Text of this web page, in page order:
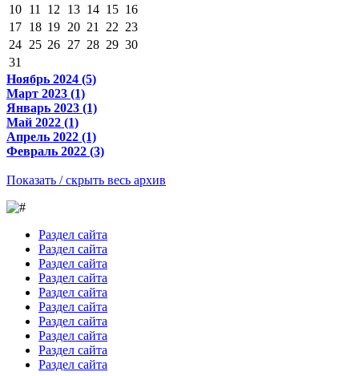
10 11 12 13 14 15 16
17 18 19 20 21 22 23
24 25 26 27 28 29 30
31
Ноябрь 2024 (5)
Март 2023 (1)
Январь 2023 (1)
Май 2022 (1)
Апрель 2022 (1)
Февраль 2022 (3)
Показать / скрыть весь архив
Раздел сайта
Раздел сайта
Раздел сайта
Раздел сайта
Раздел сайта
Раздел сайта
Раздел сайта
Раздел сайта
Раздел сайта
Раздел сайта